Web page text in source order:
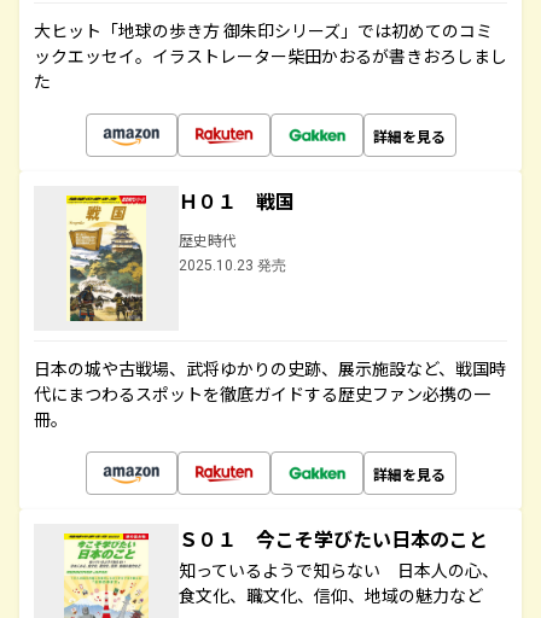
大ヒット「地球の歩き方 御朱印シリーズ」では初めてのコミ
ックエッセイ。イラストレーター柴田かおるが書きおろしまし
た
詳細を見る
Ｈ０１ 戦国
歴史時代
2025.10.23 発売
日本の城や古戦場、武将ゆかりの史跡、展示施設など、戦国時
代にまつわるスポットを徹底ガイドする歴史ファン必携の一
冊。
詳細を見る
Ｓ０１ 今こそ学びたい日本のこと
知っているようで知らない 日本人の心、
食文化、職文化、信仰、地域の魅力など